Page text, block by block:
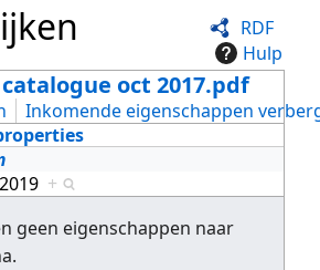
RDF
Hulp
oct 2017.pdf
Inkomende eigenschappen
+
geen eigenschappen naar